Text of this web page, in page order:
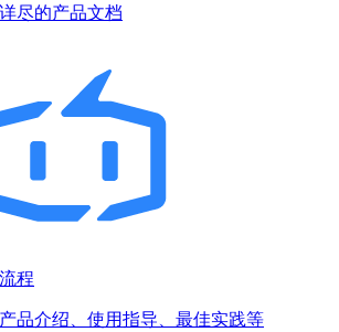
尽的产品文档
程
品介绍、使用指导、最佳实践等